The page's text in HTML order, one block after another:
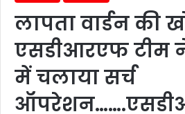
लापता वार्डन की
एसडीआरएफ टीम
में चलाया सर्च